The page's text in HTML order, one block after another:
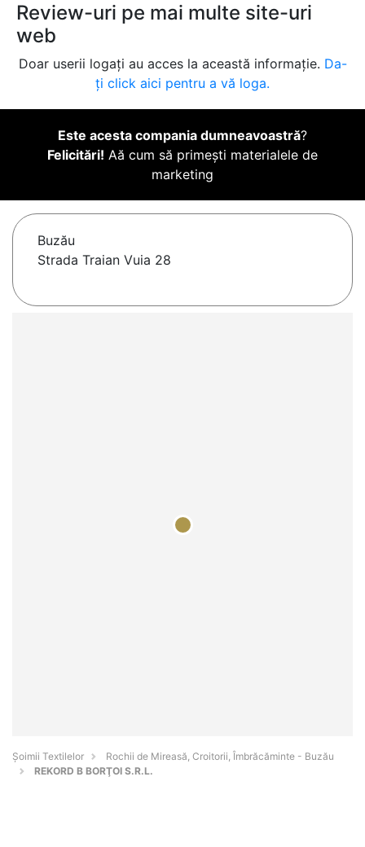
Review-uri pe mai multe site-uri
web
Doar userii logați au acces la această informație. Da-
ți click aici pentru a vă loga.
Este acesta compania dumneavoastră?
Felicitări! Aă cum să primești materialele de
marketing
Buzău
Strada Traian Vuia 28
Șoimii Textilelor
Rochii de Mireasă, Croitorii, Îmbrăcăminte - Buzău
REKORD B BORŢOI S.R.L.